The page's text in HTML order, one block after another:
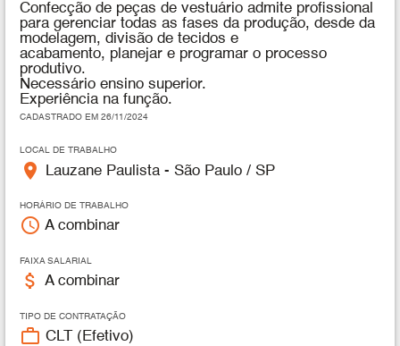
Confecção de peças de vestuário admite profissional
para gerenciar todas as fases da produção, desde da
modelagem, divisão de tecidos e
acabamento, planejar e programar o processo
produtivo.
Necessário ensino superior.
Experiência na função.
CADASTRADO EM 26/11/2024
LOCAL DE TRABALHO
place Lauzane Paulista - São Paulo / SP
HORÁRIO DE TRABALHO
access_time A combinar
FAIXA SALARIAL
attach_money A combinar
TIPO DE CONTRATAÇÃO
work_outline CLT (Efetivo)